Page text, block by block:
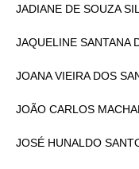
JADIANE DE SOUZA
JAQUELINE SANTANA
JOANA VIEIRA DOS
JOÃO CARLOS
JOSÉ HUNALDO